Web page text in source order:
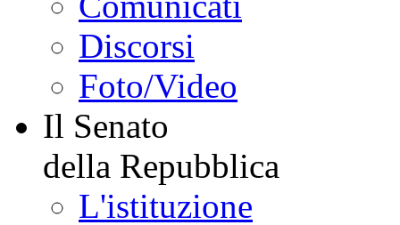
Discorsi
Foto/Video
Il Senato
della Repubblica
L'istituzione